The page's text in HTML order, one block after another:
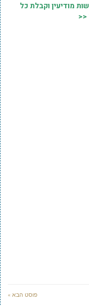
מודיעין וקבלת כל
<<
פוסט הבא »